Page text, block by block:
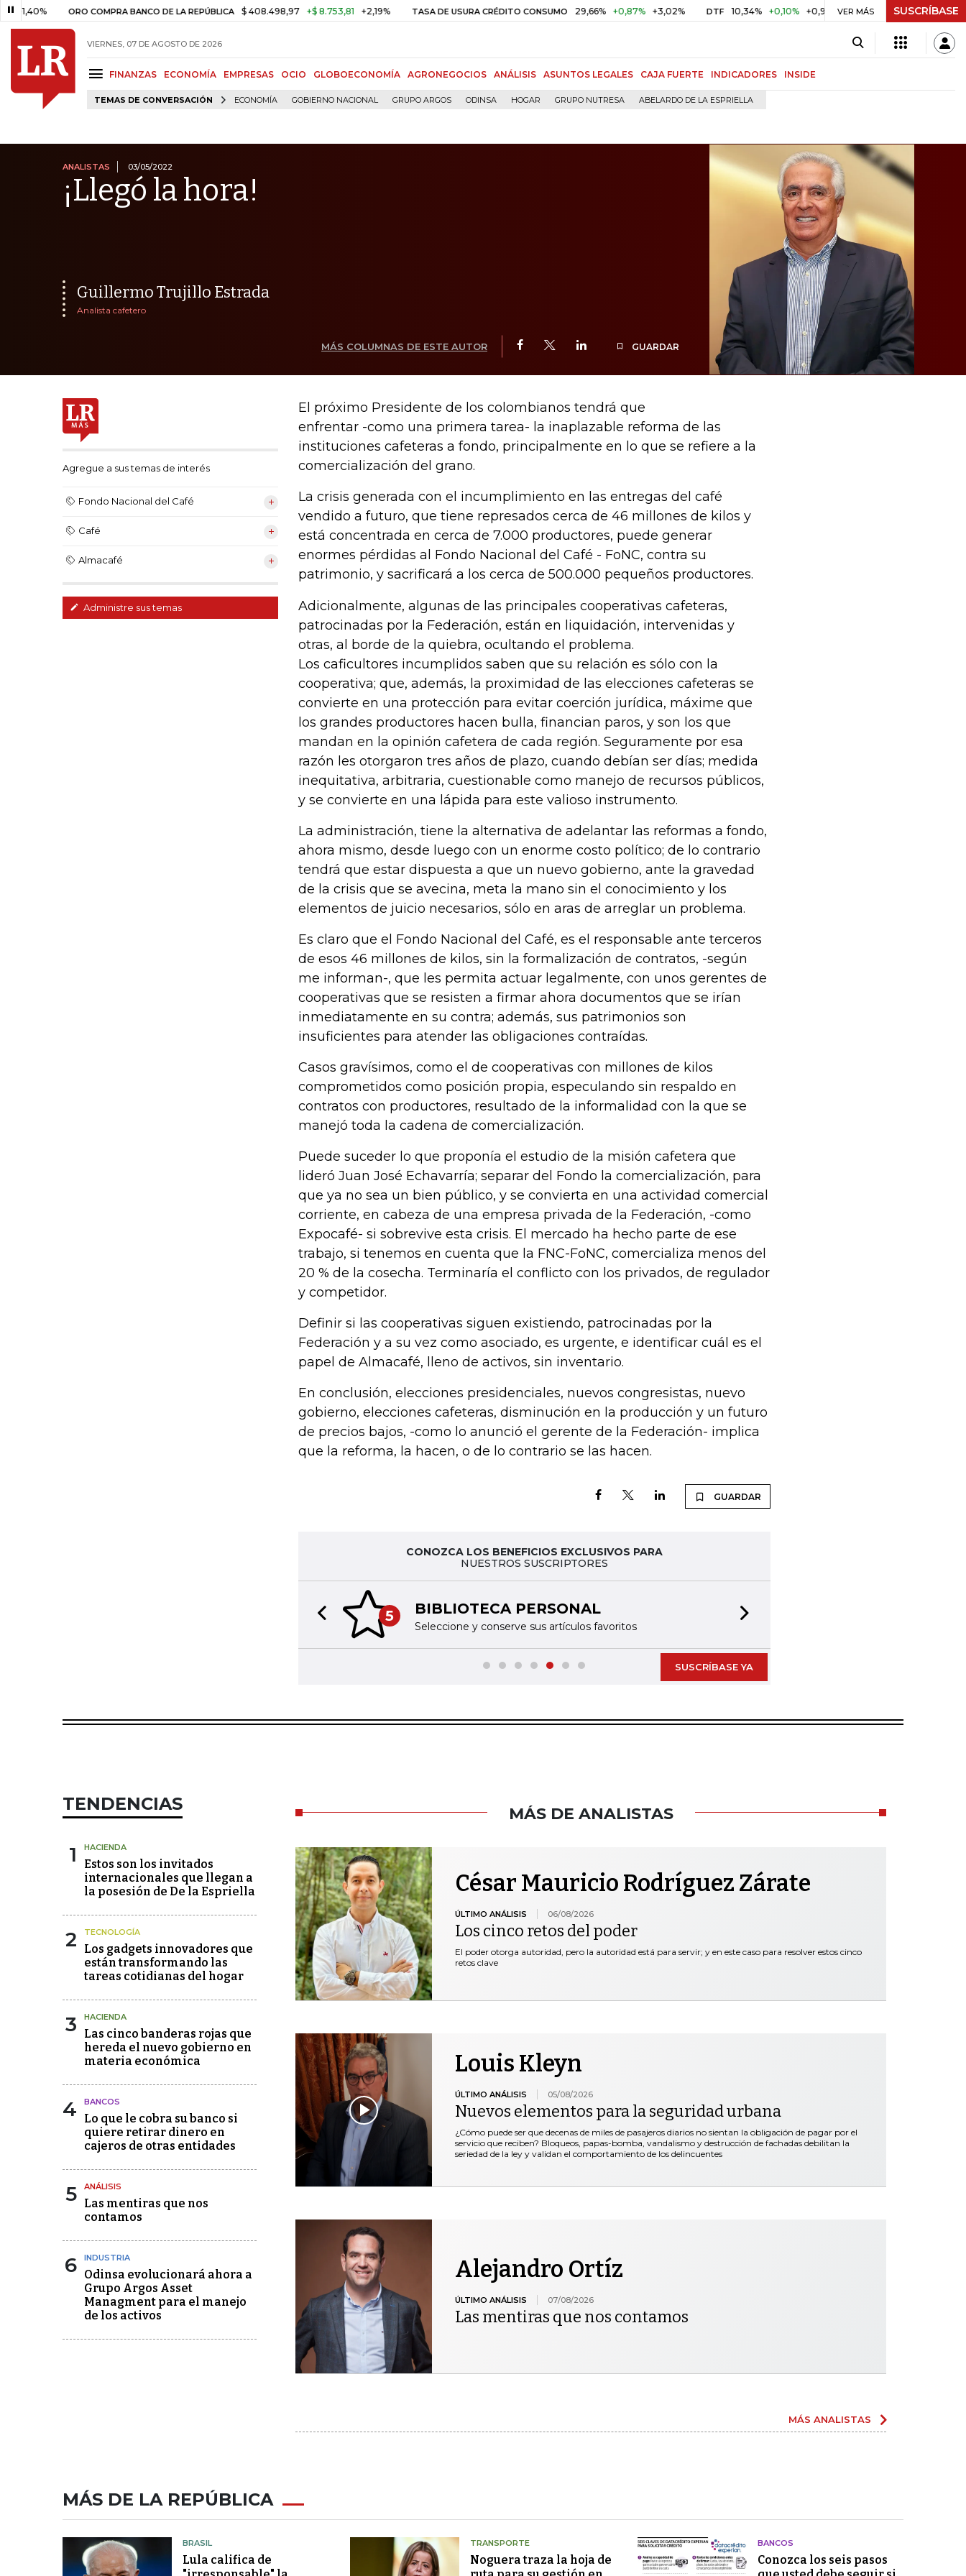
ORO COMPRA BANCO DE LA REPÚBLICA $ 408.498,97 +$ 8.753,81 +2,19% TASA DE USURA CRÉDITO CONSUMO 29,66% +0,87% +3,02% DTF 10,34% +0,10% +0,98% UVR $ 416,91 +$ 0,05 +0,01%
VER MÁS SUSCRÍBASE
VIERNES, 07 DE AGOSTO DE 2026
FINANZAS ECONOMÍA EMPRESAS OCIO GLOBOECONOMÍA AGRONEGOCIOS ANÁLISIS ASUNTOS LEGALES CAJA FUERTE INDICADORES INSIDE
TEMAS DE CONVERSACIÓN ECONOMÍA GOBIERNO NACIONAL GRUPO ARGOS ODINSA HOGAR GRUPO NUTRESA ABELARDO DE LA ESPRIELLA
ANALISTAS 03/05/2022
¡Llegó la hora!
Guillermo Trujillo Estrada
Analista cafetero
MÁS COLUMNAS DE ESTE AUTOR GUARDAR
Agregue a sus temas de interés
Fondo Nacional del Café
Café
Almacafé
Administre sus temas
El próximo Presidente de los colombianos tendrá que
enfrentar -como una primera tarea- la inaplazable reforma de las
instituciones cafeteras a fondo, principalmente en lo que se refiere a la
comercialización del grano.
La crisis generada con el incumplimiento en las entregas del café
vendido a futuro, que tiene represados cerca de 46 millones de kilos y
está concentrada en cerca de 7.000 productores, puede generar
enormes pérdidas al Fondo Nacional del Café - FoNC, contra su
patrimonio, y sacrificará a los cerca de 500.000 pequeños productores.
Adicionalmente, algunas de las principales cooperativas cafeteras,
patrocinadas por la Federación, están en liquidación, intervenidas y
otras, al borde de la quiebra, ocultando el problema.
Los caficultores incumplidos saben que su relación es sólo con la
cooperativa; que, además, la proximidad de las elecciones cafeteras se
convierte en una protección para evitar coerción jurídica, máxime que
los grandes productores hacen bulla, financian paros, y son los que
mandan en la opinión cafetera de cada región. Seguramente por esa
razón les otorgaron tres años de plazo, cuando debían ser días; medida
inequitativa, arbitraria, cuestionable como manejo de recursos públicos,
y se convierte en una lápida para este valioso instrumento.
La administración, tiene la alternativa de adelantar las reformas a fondo,
ahora mismo, desde luego con un enorme costo político; de lo contrario
tendrá que estar dispuesta a que un nuevo gobierno, ante la gravedad
de la crisis que se avecina, meta la mano sin el conocimiento y los
elementos de juicio necesarios, sólo en aras de arreglar un problema.
Es claro que el Fondo Nacional del Café, es el responsable ante terceros
de esos 46 millones de kilos, sin la formalización de contratos, -según
me informan-, que les permita actuar legalmente, con unos gerentes de
cooperativas que se resisten a firmar ahora documentos que se irían
inmediatamente en su contra; además, sus patrimonios son
insuficientes para atender las obligaciones contraídas.
Casos gravísimos, como el de cooperativas con millones de kilos
comprometidos como posición propia, especulando sin respaldo en
contratos con productores, resultado de la informalidad con la que se
manejó toda la cadena de comercialización.
Puede suceder lo que proponía el estudio de la misión cafetera que
lideró Juan José Echavarría; separar del Fondo la comercialización, para
que ya no sea un bien público, y se convierta en una actividad comercial
corriente, en cabeza de una empresa privada de la Federación, -como
Expocafé- si sobrevive esta crisis. El mercado ha hecho parte de ese
trabajo, si tenemos en cuenta que la FNC-FoNC, comercializa menos del
20 % de la cosecha. Terminaría el conflicto con los privados, de regulador
y competidor.
Definir si las cooperativas siguen existiendo, patrocinadas por la
Federación y a su vez como asociado, es urgente, e identificar cuál es el
papel de Almacafé, lleno de activos, sin inventario.
En conclusión, elecciones presidenciales, nuevos congresistas, nuevo
gobierno, elecciones cafeteras, disminución en la producción y un futuro
de precios bajos, -como lo anunció el gerente de la Federación- implica
que la reforma, la hacen, o de lo contrario se las hacen.
GUARDAR
CONOZCA LOS BENEFICIOS EXCLUSIVOS PARA
NUESTROS SUSCRIPTORES
5 BIBLIOTECA PERSONAL
Seleccione y conserve sus artículos favoritos
Previous slide
SUSCRÍBASE YA
TENDENCIAS
1 HACIENDA
Estos son los invitados
internacionales que llegan a
la posesión de De la Espriella
2 TECNOLOGÍA
Los gadgets innovadores que
están transformando las
tareas cotidianas del hogar
3 HACIENDA
Las cinco banderas rojas que
hereda el nuevo gobierno en
materia económica
4 BANCOS
Lo que le cobra su banco si
quiere retirar dinero en
cajeros de otras entidades
5 ANÁLISIS
Las mentiras que nos
contamos
6 INDUSTRIA
Odinsa evolucionará ahora a
Grupo Argos Asset
Managment para el manejo
de los activos
MÁS DE ANALISTAS
César Mauricio Rodríguez Zárate
ÚLTIMO ANÁLISIS 06/08/2026
Los cinco retos del poder
El poder otorga autoridad, pero la autoridad está para servir; y en este caso para resolver estos cinco
retos clave
Louis Kleyn
ÚLTIMO ANÁLISIS 05/08/2026
Nuevos elementos para la seguridad urbana
¿Cómo puede ser que decenas de miles de pasajeros diarios no sientan la obligación de pagar por el
servicio que reciben? Bloqueos, papas-bomba, vandalismo y destrucción de fachadas debilitan la
seriedad de la ley y validan el comportamiento de los delincuentes
Alejandro Ortíz
ÚLTIMO ANÁLISIS 07/08/2026
Las mentiras que nos contamos
MÁS ANALISTAS
MÁS DE LA REPÚBLICA
BRASIL
Lula califica de
TRANSPORTE
Noguera traza la hoja de
BANCOS
Conozca los seis pasos